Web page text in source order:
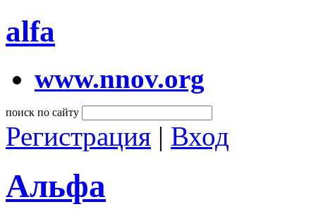
alfa
www.nnov.org
поиск по сайту
Регистрация | Вход
Альфа